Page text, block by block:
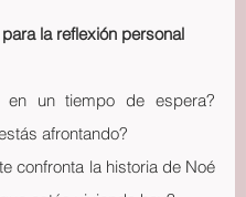
la reflexión personal
en un tiempo de espera?
afrontando?
confronta la historia de Noé